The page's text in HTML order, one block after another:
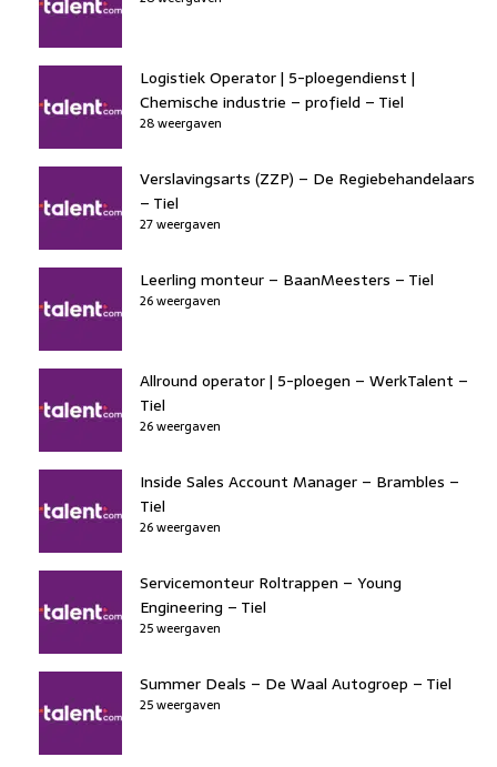
Logistiek Operator | 5-ploegendienst |
Chemische industrie – profield – Tiel
28 weergaven
Verslavingsarts (ZZP) – De Regiebehandelaars
– Tiel
27 weergaven
Leerling monteur – BaanMeesters – Tiel
26 weergaven
Allround operator | 5-ploegen – WerkTalent –
Tiel
26 weergaven
Inside Sales Account Manager – Brambles –
Tiel
26 weergaven
Servicemonteur Roltrappen – Young
Engineering – Tiel
25 weergaven
Summer Deals – De Waal Autogroep – Tiel
25 weergaven